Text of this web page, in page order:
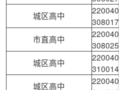
城区高中
220040
308017
市直高中
220040
308025
城区高中
220040
310014
城区高中
220040